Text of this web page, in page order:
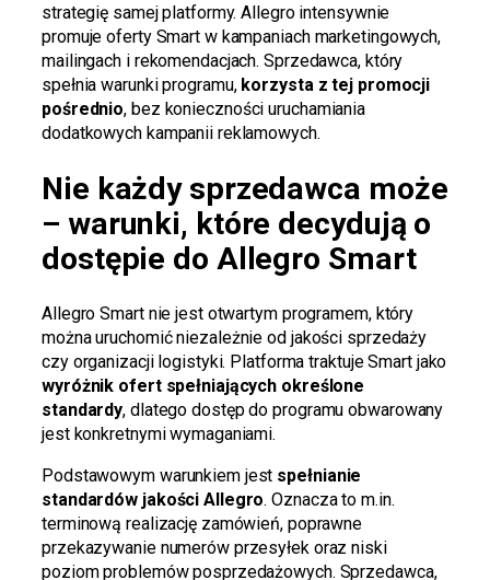
strategię samej platformy. Allegro intensywnie
promuje oferty Smart w kampaniach marketingowych,
mailingach i rekomendacjach. Sprzedawca, który
spełnia warunki programu, korzysta z tej promocji
pośrednio, bez konieczności uruchamiania
dodatkowych kampanii reklamowych.
Nie każdy sprzedawca może
– warunki, które decydują o
dostępie do Allegro Smart
Allegro Smart nie jest otwartym programem, który
można uruchomić niezależnie od jakości sprzedaży
czy organizacji logistyki. Platforma traktuje Smart jako
wyróżnik ofert spełniających określone
standardy, dlatego dostęp do programu obwarowany
jest konkretnymi wymaganiami.
Podstawowym warunkiem jest spełnianie
standardów jakości Allegro. Oznacza to m.in.
terminową realizację zamówień, poprawne
przekazywanie numerów przesyłek oraz niski
poziom problemów posprzedażowych. Sprzedawca,